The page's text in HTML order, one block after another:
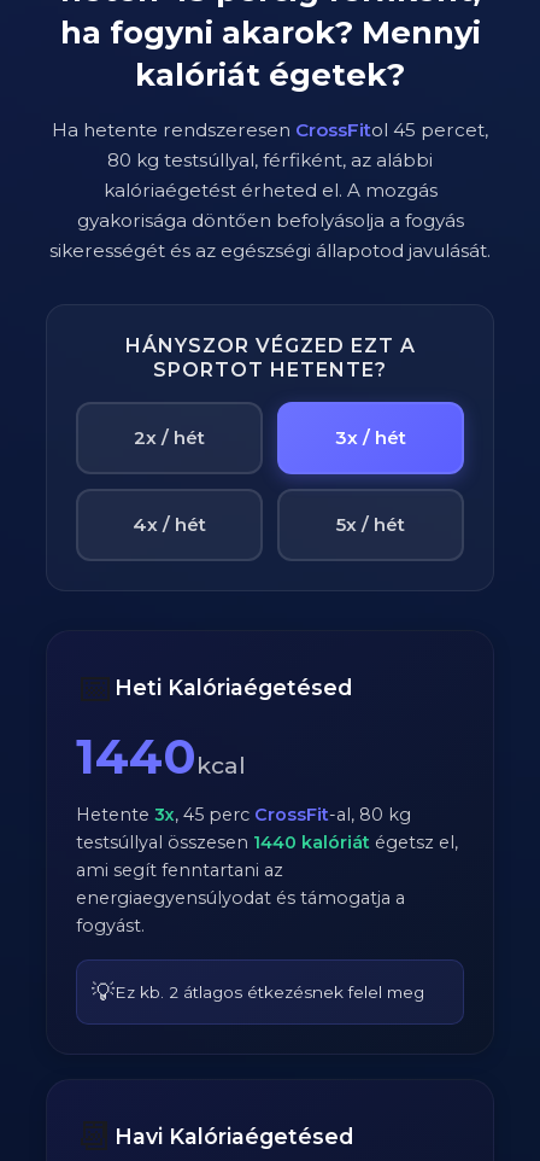
ha fogyni akarok? Mennyi
kalóriát égetek?
Ha hetente rendszeresen CrossFitol 45 percet,
80 kg testsúllyal, férfiként, az alábbi
kalóriaégetést érheted el. A mozgás
gyakorisága döntően befolyásolja a fogyás
sikerességét és az egészségi állapotod javulását.
HÁNYSZOR VÉGZED EZT A
SPORTOT HETENTE?
2x / hét 3x / hét
4x / hét 5x / hét
📅 Heti Kalóriaégetésed
1440kcal
Hetente3x,45 perc CrossFit-al, 80 kg
testsúllyal összesen 1440 kalóriát égetsz el,
ami segít fenntartani az
energiaegyensúlyodat és támogatja a
fogyást.
💡Ez kb. 2 átlagos étkezésnek felel meg
📆 Havi Kalóriaégetésed